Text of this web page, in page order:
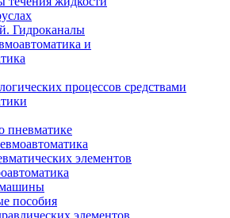
Гидроканалы
и
процессов средствами
пневматике
элементов
пособия
элементов